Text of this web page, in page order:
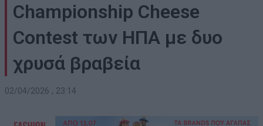
Championship Cheese
Contest των ΗΠΑ με δυο
χρυσά βραβεία
02/04/2026 , 23:14